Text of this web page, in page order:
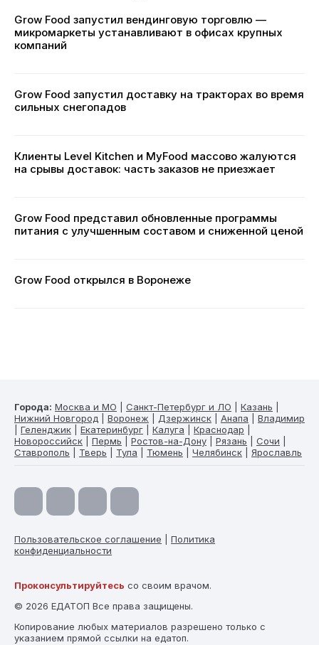
Grow Food запустил вендинговую торговлю —
микромаркеты устанавливают в офисах крупных
компаний
Grow Food запустил доставку на тракторах во время
сильных снегопадов
Клиенты Level Kitchen и MyFood массово жалуются
на срывы доставок: часть заказов не приезжает
Grow Food представил обновленные программы
питания с улучшенным составом и сниженной ценой
Grow Food открылся в Воронеже
Города: Москва и МО Санкт-Петербург и ЛО Казань
Нижний Новгород
Воронеж Дзержинск Анапа
Владимир
Геленджик Екатеринбург Калуга Краснодар
Новороссийск
Пермь Ростов-на-Дону Рязань Сочи
Ставрополь
Тверь Тула Тюмень Челябинск Ярославль
Пользовательское соглашение
Политика
конфиденциальности
Проконсультируйтесь со своим врачом.
© 2026 ЕДАТОП Все права защищены.
Копирование любых материалов разрешено только с
указанием прямой ссылки на едатоп.